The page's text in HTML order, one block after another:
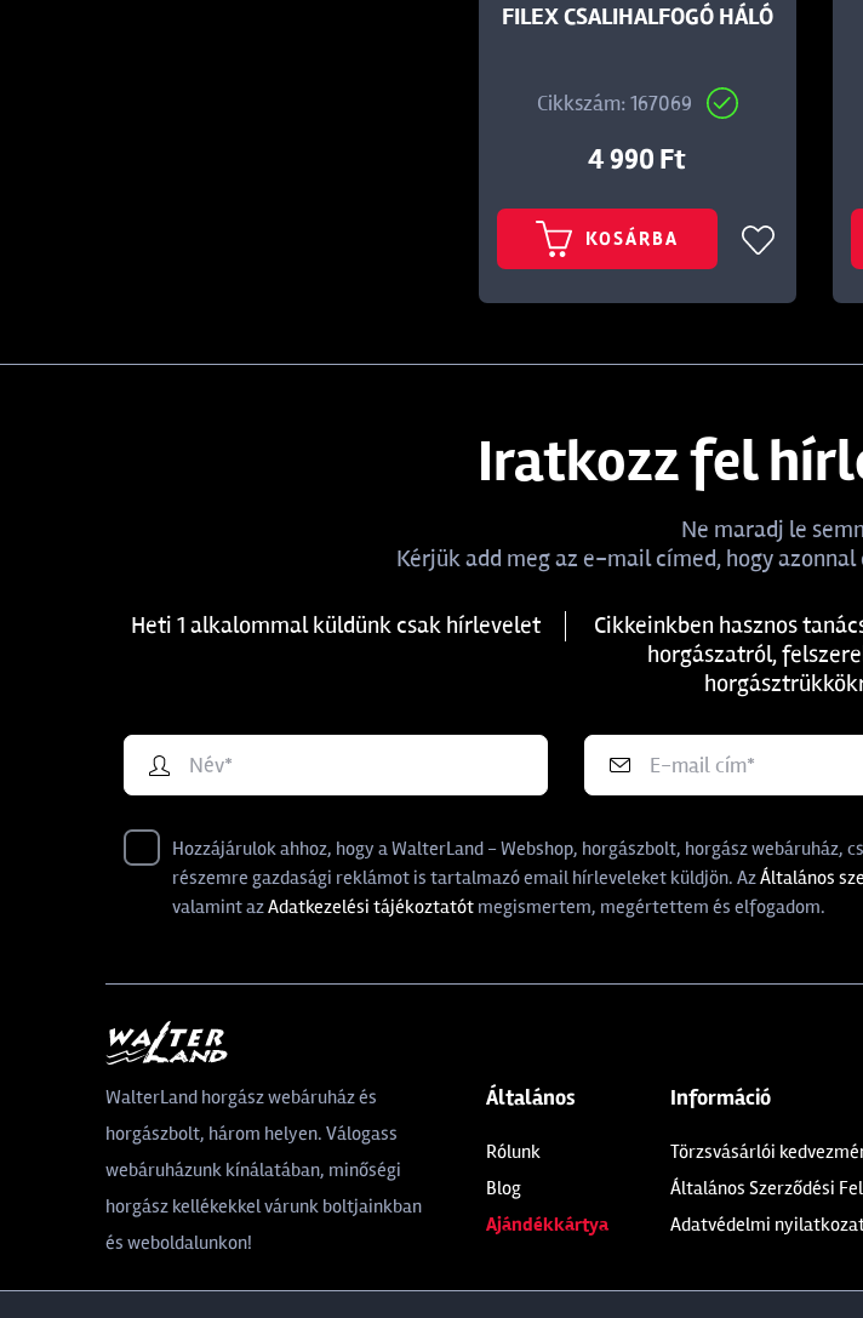
FILEX CSALIHALFOGÓ HÁLÓ
Cikkszám: 167069
4 990 Ft
KOSÁRBA
Iratkozz fel
Ne maradj le
Kérjük add meg az e-mail címed, hogy
Heti 1 alkalommal küldünk csak hírlevelet
Cikkeinkben hasznos
horgászatról,
Hozzájárulok ahhoz, hogy a WalterLand - Webshop, horgászbolt, horgász
részemre gazdasági reklámot is tartalmazó email hírleveleket küldjön. AzÁltalános
valamint azAdatkezelési tájékoztatót megismertem, megértettem és elfogadom.
WalterLand horgász webáruház és
horgászbolt, három helyen. Válogass
webáruházunk kínálatában, minőségi
horgász kellékekkel várunk boltjainkban
és weboldalunkon!
Általános
Rólunk
Blog
Ajándékkártya
Információ
Törzsvásárlói
Általános Szerződési
Adatvédelmi